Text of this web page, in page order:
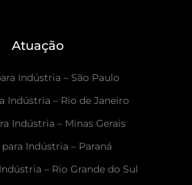
Atuação
Indústria – São Paulo
Indústria – Rio de Janeiro
Indústria – Minas Gerais
Indústria – Paraná
– Rio Grande do Sul